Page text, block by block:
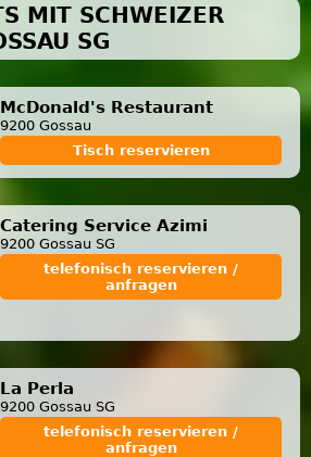
MIT SCHWEIZER
SG
McDonald's Restaurant
9200 Gossau
Tisch reservieren
Catering Service Azimi
9200 Gossau SG
telefonisch reservieren /
anfragen
La Perla
9200 Gossau SG
telefonisch reservieren /
anfragen